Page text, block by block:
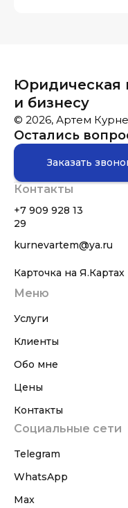
Юридическая
и бизнесу
© 2026, Артем
Остались
Заказать
Контакты
+7 909 928 13
29
kurnevartem@ya.ru
Карточка на Я.Картах
Меню
Услуги
Клиенты
Обо мне
Цены
Контакты
Социальные сети
Telegram
WhatsApp
Max